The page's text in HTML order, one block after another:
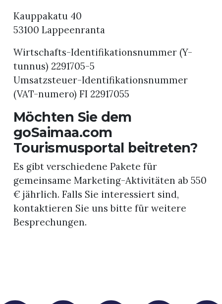
Kauppakatu 40
53100 Lappeenranta
Wirtschafts-Identifikationsnummer (Y-
tunnus) 2291705-5
Umsatzsteuer-Identifikationsnummer
(VAT-numero) FI 22917055
Möchten Sie dem
goSaimaa.com
Tourismusportal beitreten?
Es gibt verschiedene Pakete für
gemeinsame Marketing-Aktivitäten ab 550
€ jährlich. Falls Sie interessiert sind,
kontaktieren Sie uns bitte für weitere
Besprechungen.